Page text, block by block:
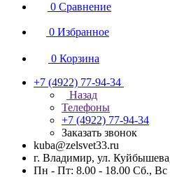
0 Сравнение
0 Избранное
0 Корзина
+7 (4922) 77-94-34
Назад
Телефоны
+7 (4922) 77-94-34
Заказать звонок
kuba@zelsvet33.ru
г. Владимир, ул.
Пн - Пт: 8.00 - 18.00 Сб., Вс